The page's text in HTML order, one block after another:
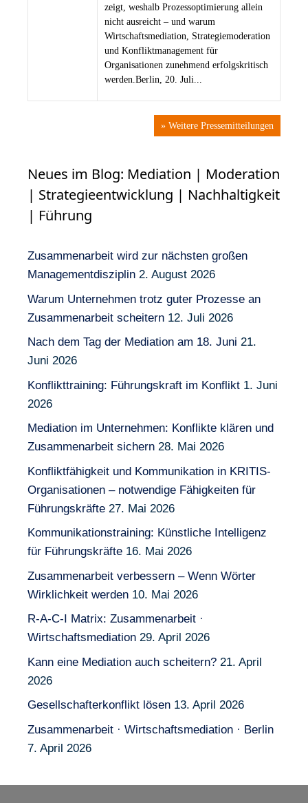
zeigt, weshalb Prozessoptimierung allein
nicht ausreicht – und warum
Wirtschaftsmediation, Strategiemoderation
und Konfliktmanagement für
Organisationen zunehmend erfolgskritisch
werden.Berlin, 20. Juli...
» Weitere Pressemitteilungen
Neues im Blog: Mediation | Moderation
| Strategieentwicklung | Nachhaltigkeit
| Führung
Zusammenarbeit wird zur nächsten großen
Managementdisziplin 2. August 2026
Warum Unternehmen trotz guter Prozesse an
Zusammenarbeit scheitern 12. Juli 2026
Nach dem Tag der Mediation am 18. Juni 21.
Juni 2026
Konflikttraining: Führungskraft im Konflikt 1. Juni
2026
Mediation im Unternehmen: Konflikte klären und
Zusammenarbeit sichern 28. Mai 2026
Konfliktfähigkeit und Kommunikation in KRITIS-
Organisationen – notwendige Fähigkeiten für
Führungskräfte 27. Mai 2026
Kommunikationstraining: Künstliche Intelligenz
für Führungskräfte 16. Mai 2026
Zusammenarbeit verbessern – Wenn Wörter
Wirklichkeit werden 10. Mai 2026
R-A-C-I Matrix: Zusammenarbeit ·
Wirtschaftsmediation 29. April 2026
Kann eine Mediation auch scheitern? 21. April
2026
Gesellschafterkonflikt lösen 13. April 2026
Zusammenarbeit · Wirtschaftsmediation · Berlin
7. April 2026